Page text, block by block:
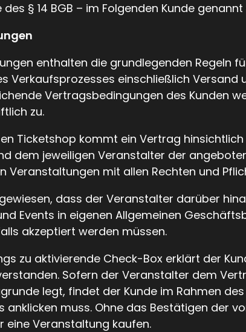
§ 14 BGB – im Folgenden Kunde genannt
enthalten die grundlegenden Regeln
Verkaufsprozesses einschließlich Versand
Vertragsbedingungen des Kunden
zu.
Ticketshop kommt ein Vertrag
dem jeweiligen Veranstalter der
Veranstaltungen mit allen Rechten und
dass der Veranstalter darüber
Events in eigenen Allgemeinen
akzeptiert werden müssen.
zu aktivierende Check-Box erklärt der
Sofern der Veranstalter dem
legt, findet der Kunde im Rahmen
muss. Ohne das Bestätigen der
eine Veranstaltung kaufen.